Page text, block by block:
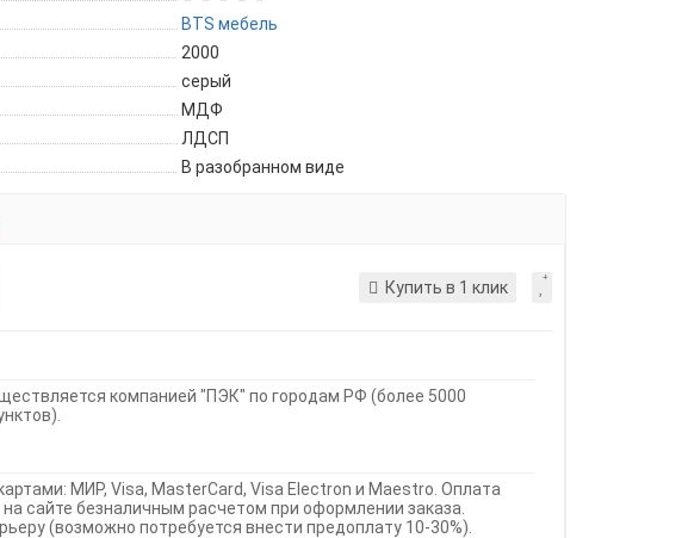
BTS мебель
2000
серый
МДФ
ЛДСП
В разобранном виде
Купить в 1 клик
компанией "ПЭК" по городам РФ (более 5000
МИР, Visa, MasterCard, Visa Electron и Maestro. Оплата
сайте безналичным расчетом при оформлении заказа.
(возможно потребуется внести предоплату 10-30%).